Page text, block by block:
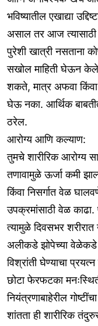
भविष्यातील एखाद्या
असाल तर आज
पुरेशी खात्री नसताना
सखोल माहिती घेऊन
शकते, मात्र अफवा
घेऊ नका. आर्थिक
ठरेल.
आरोग्य आणि कल्याण:
तुमचे शारीरिक आरोग्य
तणावामुळे ऊर्जा कमी
किंवा निसर्गात वेळ
उपक्रमांसाठी वेळ
त्यामुळे दिवसभर शरीरात
अलीकडे झोपेच्या वेळेकडे
विश्रांती घेण्याचा
छोटा फेरफटका
नियंत्रणाबाहेरील
शांतता ही शारीरिक